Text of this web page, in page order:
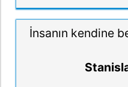
İnsanın kendine